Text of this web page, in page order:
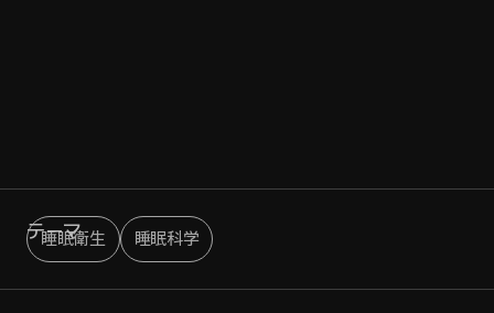
テーマ
睡眠衛生 睡眠科学